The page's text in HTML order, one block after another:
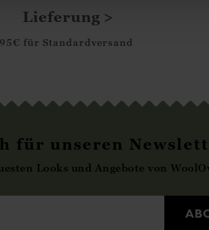
Lieferung
für Standardversand
für unseren
Looks und Angebote von